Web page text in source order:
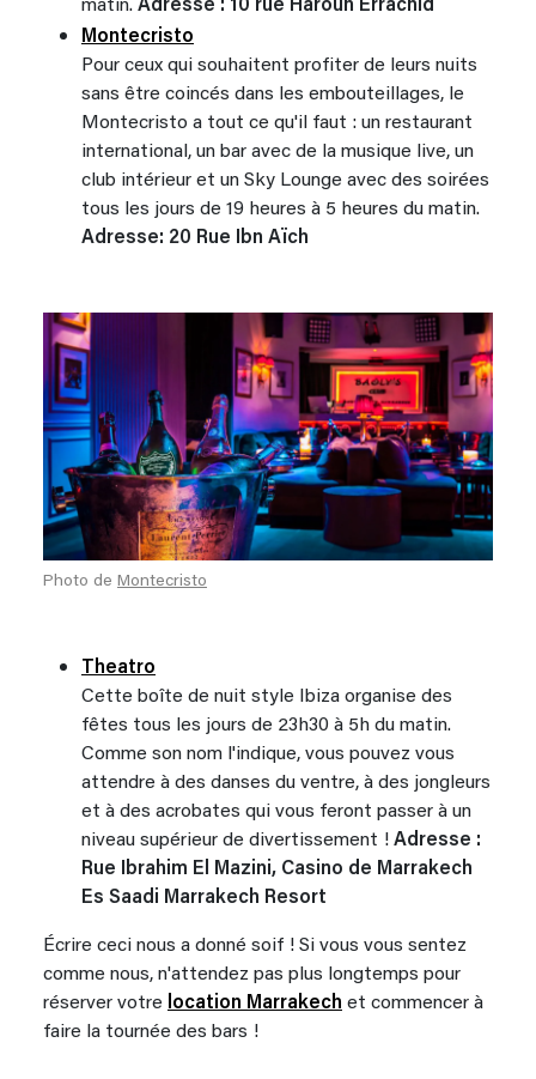
matin. Adresse : 10 rue Haroun Errachid
Montecristo
Pour ceux qui souhaitent profiter de leurs nuits
sans être coincés dans les embouteillages, le
Montecristo a tout ce qu'il faut : un restaurant
international, un bar avec de la musique live, un
club intérieur et un Sky Lounge avec des soirées
tous les jours de 19 heures à 5 heures du matin.
Adresse: 20 Rue Ibn Aïch
Photo de Montecristo
Theatro
Cette boîte de nuit style Ibiza organise des
fêtes tous les jours de 23h30 à 5h du matin.
Comme son nom l'indique, vous pouvez vous
attendre à des danses du ventre, à des jongleurs
et à des acrobates qui vous feront passer à un
niveau supérieur de divertissement ! Adresse :
Rue Ibrahim El Mazini, Casino de Marrakech
Es Saadi Marrakech Resort
Écrire ceci nous a donné soif ! Si vous vous sentez
comme nous, n'attendez pas plus longtemps pour
réserver votre
location Marrakech et commencer à
faire la tournée des bars !